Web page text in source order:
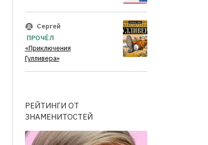
Сергей
ПРОЧЁЛ
«Приключения
Гулливера»
РЕЙТИНГИ ОТ
ЗНАМЕНИТОСТЕЙ